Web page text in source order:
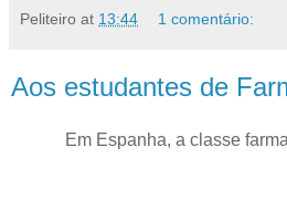
Peliteiro at 13:44 1 comentário:
Aos estudantes de
Em Espanha, a classe